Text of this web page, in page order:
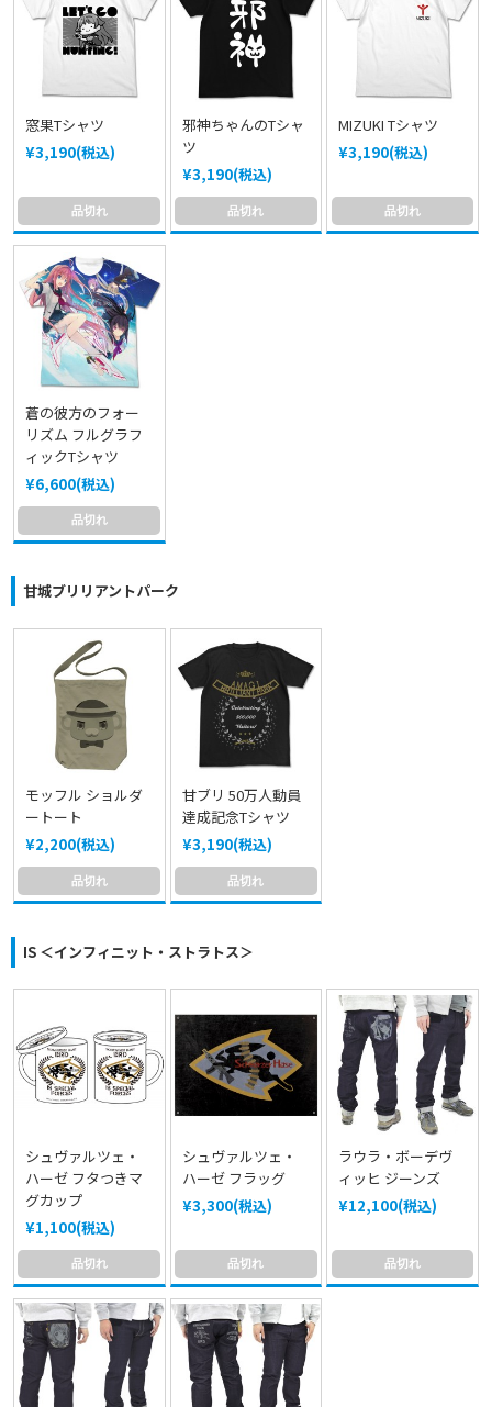
窓果Tシャツ
¥3,190(税込)
品切れ
邪神ちゃんのTシャ
ツ
¥3,190(税込)
品切れ
MIZUKI Tシャツ
¥3,190(税込)
品切れ
蒼の彼方のフォー
リズム フルグラフ
ィックTシャツ
¥6,600(税込)
品切れ
甘城ブリリアントパーク
モッフル ショルダ
ートート
¥2,200(税込)
品切れ
甘ブリ 50万人動員
達成記念Tシャツ
¥3,190(税込)
品切れ
IS ＜インフィニット・ストラトス＞
シュヴァルツェ・
ハーゼ フタつきマ
グカップ
¥1,100(税込)
品切れ
シュヴァルツェ・
ハーゼ フラッグ
¥3,300(税込)
品切れ
ラウラ・ボーデヴ
ィッヒ ジーンズ
¥12,100(税込)
品切れ